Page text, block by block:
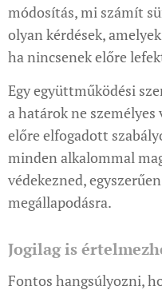
módosítás, mi számít
olyan kérdések,
ha nincsenek előre
Egy együttműködési
a határok ne
előre elfogadott
minden alkalommal
védekezned,
megállapodásra.
Jogilag is
Fontos hangsúlyozni,